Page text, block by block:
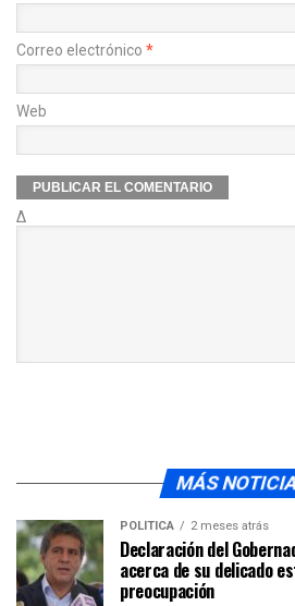
Correo electrónico *
Web
Δ
MÁS
POLÍTICA 2 meses atrás
Declaración del
acerca de su delicado
preocupación